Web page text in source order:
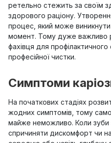
ретельно стежить за своїм
здорового раціону.
процес, який може
момент. Тому дуже важливо
фахівця для
професійної чистки.
Симптоми
На початкових стадіях
жодних симптомів, тому
майже неможливо. Коли зуби
спричиняти дискомфорт чи